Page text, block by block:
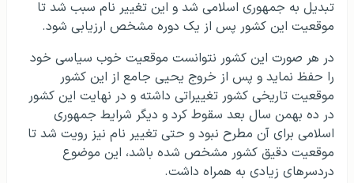
تبدیل به جمهوری اسلامی شد و این تغییر نام سبب شد تا
موقعیت این کشور پس از یک دوره مشخص ارزیابی شود.
در هر صورت این کشور نتوانست موقعیت خوب سیاسی خود
را حفظ نماید و پس از خروج یحیی جامع از این کشور
موقعیت تاریخی کشور تغییراتی داشته و در نهایت این کشور
در ده بهمن سال بعد سقوط کرد و دیگر شرایط جمهوری
اسلامی برای آن مطرح نبود و حتی تغییر نام نیز رویت شد تا
موقعیت دقیق کشور مشخص شده باشد، این موضوع
دردسرهای زیادی به همراه داشت.